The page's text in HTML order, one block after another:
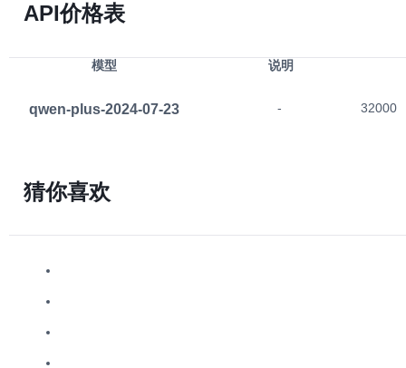
API价格表
模型 说明
qwen-plus-2024-07-23 - 32000
猜你喜欢